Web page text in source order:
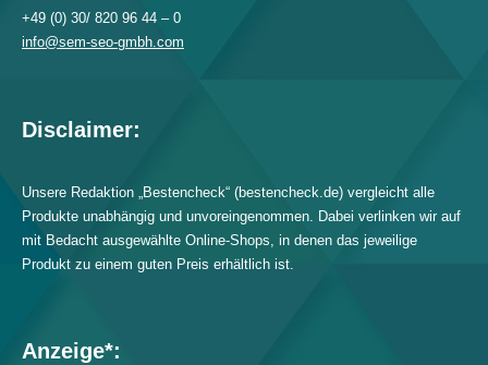
+49 (0) 30/ 820 96 44 – 0
info@sem-seo-gmbh.com
Disclaimer:
Unsere Redaktion „Bestencheck“ (bestencheck.de) vergleicht alle
Produkte unabhängig und unvoreingenommen. Dabei verlinken wir auf
mit Bedacht ausgewählte Online-Shops, in denen das jeweilige
Produkt zu einem guten Preis erhältlich ist.
Anzeige*: